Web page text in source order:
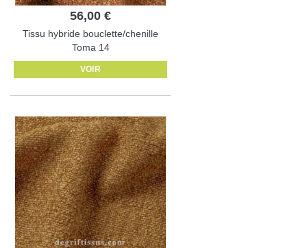
56,00 €
Tissu hybride bouclette/chenille
Toma 14
VOIR